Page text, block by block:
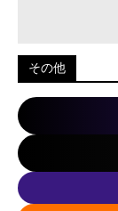
その他